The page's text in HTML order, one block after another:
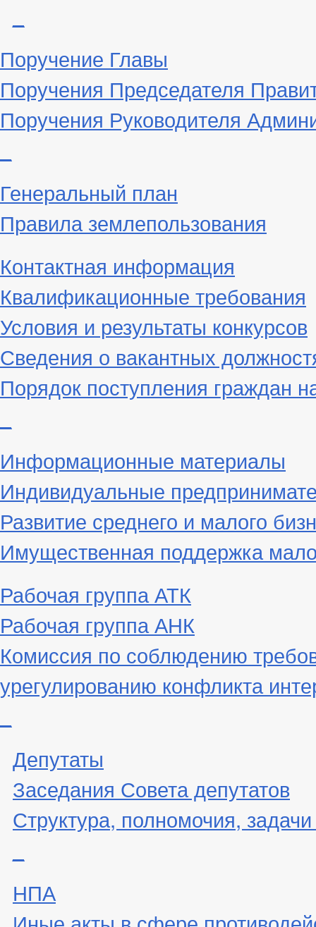
Поручение Главы
Поручения Председателя
Поручения Руководителя
Генеральный план
Правила землепользования
Контактная информация
Квалификационные требования
Условия и результаты конкурсов
Сведения о вакантных
Порядок поступления граждан
Информационные материалы
Индивидуальные
Развитие среднего и малого
Имущественная поддержка
Рабочая группа АТК
Рабочая группа АНК
Комиссия по соблюдению
урегулированию конфликта
Депутаты
Заседания Совета депутатов
Структура, полномочия,
НПА